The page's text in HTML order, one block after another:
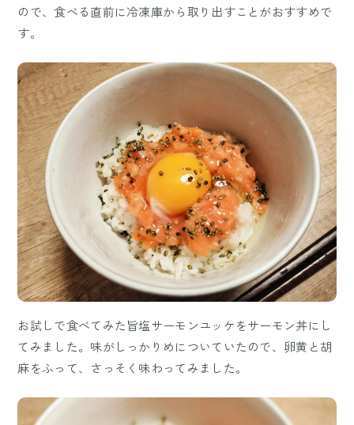
ので、食べる直前に冷凍庫から取り出すことがおすすめで
す。
お試しで食べてみた旨塩サーモンユッケをサーモン丼にし
てみました。味がしっかりめについていたので、卵黄と胡
麻をふって、さっそく味わってみました。